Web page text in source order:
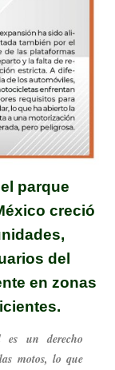
parque
creció
del
en zonas
es un derecho
motos, lo que